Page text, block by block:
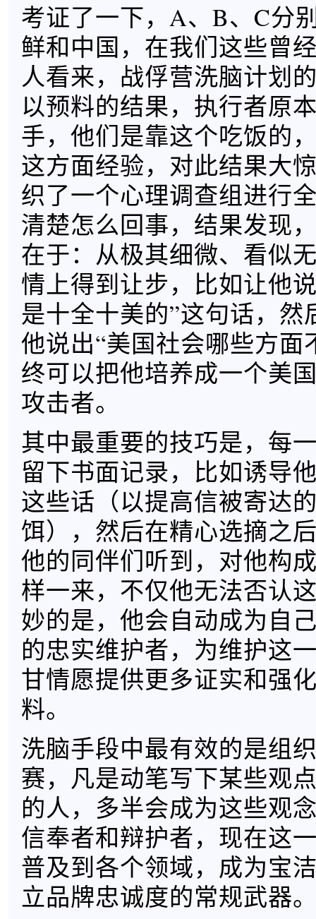
考证了一下，A、B、C分
鲜和中国，在我们这些曾
人看来，战俘营洗脑计划
以预料的结果，执行者原
手，他们是靠这个吃饭的
这方面经验，对此结果大
织了一个心理调查组进行
清楚怎么回事，结果发现
在于：从极其细微、看似
情上得到让步，比如让他
是十全十美的”这句话，然
他说出“美国社会哪些方面
终可以把他培养成一个美
攻击者。
其中最重要的技巧是，每
留下书面记录，比如诱导
这些话（以提高信被寄达
饵），然后在精心选摘之
他的同伴们听到，对他构
样一来，不仅他无法否认
妙的是，他会自动成为自
的忠实维护者，为维护这
甘情愿提供更多证实和强
料。
洗脑手段中最有效的是组
赛，凡是动笔写下某些观
的人，多半会成为这些观
信奉者和辩护者，现在这
普及到各个领域，成为宝
立品牌忠诚度的常规武器